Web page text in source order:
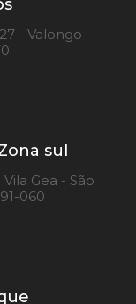
- Valongo -
sul
Gea - São
060